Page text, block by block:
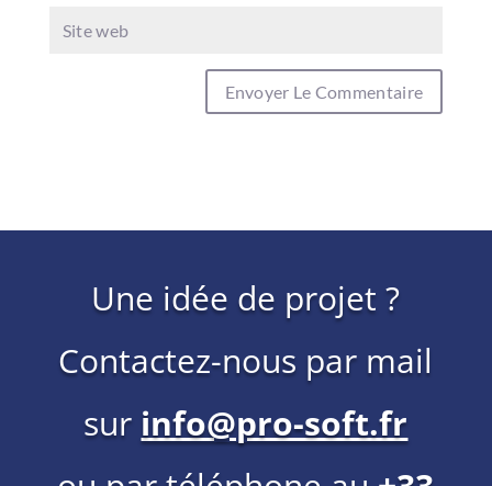
Une idée de projet ?
Contactez-nous par mail
sur info@pro-soft.fr